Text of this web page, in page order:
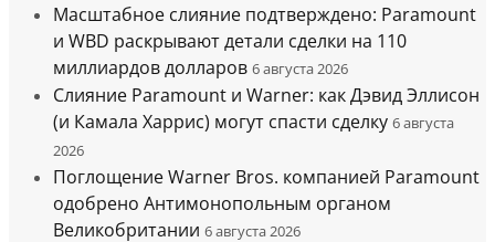
Масштабное слияние подтверждено: Paramount
и WBD раскрывают детали сделки на 110
миллиардов долларов 6 августа 2026
Слияние Paramount и Warner: как Дэвид Эллисон
(и Камала Харрис) могут спасти сделку 6 августа
2026
Поглощение Warner Bros. компанией Paramount
одобрено Антимонопольным органом
Великобритании 6 августа 2026